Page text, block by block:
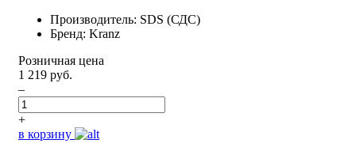
Производитель: SDS (СДС)
Бренд: Kranz
Розничная цена
1 219 руб.
–
+
в корзину